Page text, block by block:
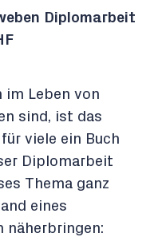
Diplomarbeit
im Leben von
sind, ist das
viele ein Buch
Diplomarbeit
Thema ganz
eines
näherbringen: